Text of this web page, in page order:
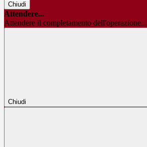
Chiudi
Attendere...
Attendere il completamento dell'operazione...
Chiudi